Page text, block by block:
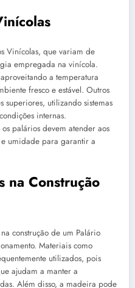
Vinícolas, que variam de
empregada na vinícola.
a temperatura
fresco e estável. Outros
superiores, utilizando sistemas
internas.
palários devem atender aos
umidade para garantir a
na Construção
construção de um Palário
Materiais como
utilizados, pois
ajudam a manter a
Além disso, a madeira pode